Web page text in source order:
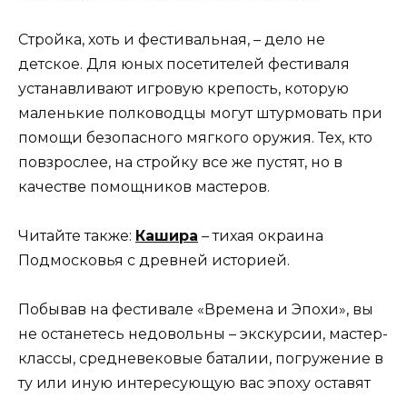
Стройка, хоть и фестивальная, – дело не
детское. Для юных посетителей фестиваля
устанавливают игровую крепость, которую
маленькие полководцы могут штурмовать при
помощи безопасного мягкого оружия. Тех, кто
повзрослее, на стройку все же пустят, но в
качестве помощников мастеров.
Читайте также: Кашира – тихая окраина
Подмосковья с древней историей.
Побывав на фестивале «Времена и Эпохи», вы
не останетесь недовольны – экскурсии, мастер-
классы, средневековые баталии, погружение в
ту или иную интересующую вас эпоху оставят